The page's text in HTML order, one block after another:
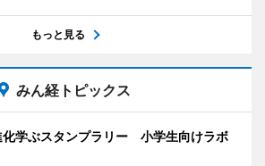
もっと見る
みん経トピックス
化学ぶスタンプラリー 小学生向けラボ